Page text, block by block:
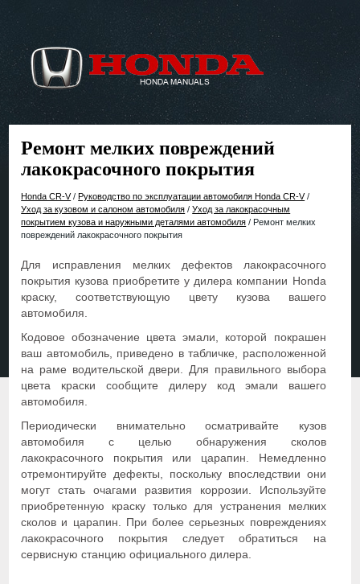
Ремонт мелких повреждений
лакокрасочного покрытия
Honda CR-V/Руководство по эксплуатации автомобиля Honda CR-V/
Уход за кузовом и салоном автомобиля /Уход за лакокрасочным
покрытием кузова и наружными деталями автомобиля / Ремонт мелких
повреждений лакокрасочного покрытия
Для исправления мелких дефектов лакокрасочного
покрытия кузова приобретите у дилера компании Honda
краску, соответствующую цвету кузова вашего
автомобиля.
Кодовое обозначение цвета эмали, которой покрашен
ваш автомобиль, приведено в табличке, расположенной
на раме водительской двери. Для правильного выбора
цвета краски сообщите дилеру код эмали вашего
автомобиля.
Периодически внимательно осматривайте кузов
автомобиля с целью обнаружения сколов
лакокрасочного покрытия или царапин. Немедленно
отремонтируйте дефекты, поскольку впоследствии они
могут стать очагами развития коррозии. Используйте
приобретенную краску только для устранения мелких
сколов и царапин. При более серьезных повреждениях
лакокрасочного покрытия следует обратиться на
сервисную станцию официального дилера.